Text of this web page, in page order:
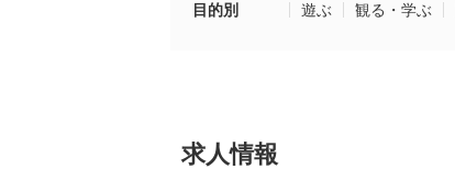
目的別 遊ぶ 観る・学ぶ
求人情報